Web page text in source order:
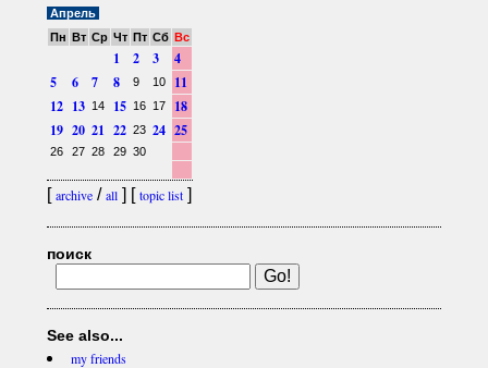
Апрель
Пн
Вт Ср Чт Пт Сб Вс
1 2 3
4
5
6 7 8 9 10
11
12 13 14 15 16 17
18
19 20 21 22 23 24 25
26 27 28 29 30
[archive/all] [topic list]
поиск
See also...
my friends